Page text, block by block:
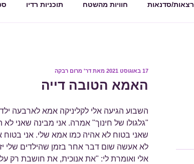
סדנאות חוויות מהשטח תוכניות רדיו
פורסם
17 באוגוסט 2021 מאת דר' מרום רבקה
האמא הטובה דייה
השבוע הגיעה אלי לקליניקה אמא לארבעה
"גלגולו של חינוך" אמרה. אני מבינה שאני
לא אעשה שום דבר אחר בזמן שהילדים שלי
אלי ואומרת לי: "את אנוכית, את חושבת רק